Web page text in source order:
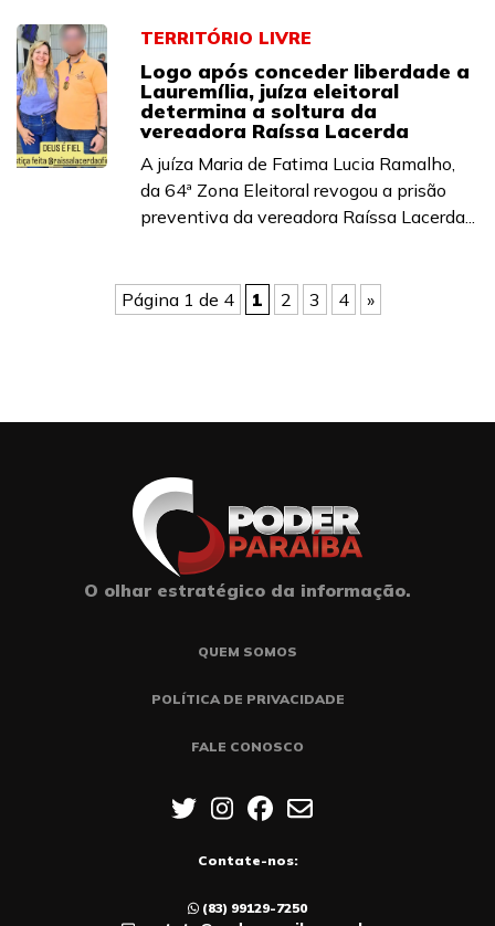
TERRITÓRIO LIVRE
Logo após conceder liberdade a
Lauremília, juíza eleitoral
determina a soltura da
vereadora Raíssa Lacerda
A juíza Maria de Fatima Lucia Ramalho,
da 64ª Zona Eleitoral revogou a prisão
preventiva da vereadora Raíssa Lacerda...
Página 1 de 4 1 2 3 4 »
O olhar estratégico da informação.
QUEM SOMOS
POLÍTICA DE PRIVACIDADE
FALE CONOSCO
Contate-nos:
(83) 99129-7250